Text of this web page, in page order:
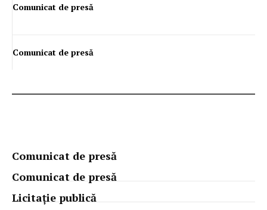
Comunicat de presă
Comunicat de presă
Comunicat de presă
Comunicat de presă
Licitație publică